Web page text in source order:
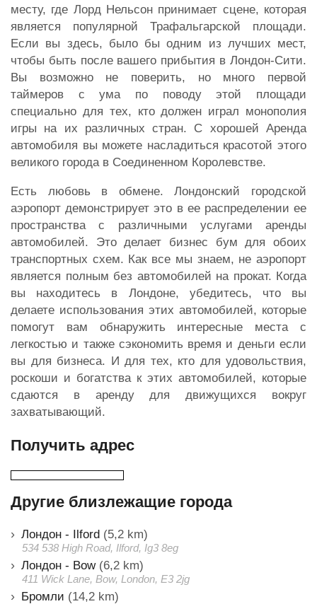
месту, где Лорд Нельсон принимает сцене, которая
является популярной Трафальгарской площади.
Если вы здесь, было бы одним из лучших мест,
чтобы быть после вашего прибытия в Лондон-Сити.
Вы возможно не поверить, но много первой
таймеров с ума по поводу этой площади
специально для тех, кто должен играл монополия
игры на их различных стран. С хорошей Аренда
автомобиля вы можете насладиться красотой этого
великого города в Соединенном Королевстве.
Есть любовь в обмене. Лондонский городской
аэропорт демонстрирует это в ее распределении ее
пространства с различными услугами аренды
автомобилей. Это делает бизнес бум для обоих
транспортных схем. Как все мы знаем, не аэропорт
является полным без автомобилей на прокат. Когда
вы находитесь в Лондоне, убедитесь, что вы
делаете использования этих автомобилей, которые
помогут вам обнаружить интересные места с
легкостью и также сэкономить время и деньги если
вы для бизнеса. И для тех, кто для удовольствия,
роскоши и богатства к этих автомобилей, которые
сдаются в аренду для движущихся вокруг
захватывающий.
Получить адрес
Другие близлежащие города
Лондон - Ilford (5,2 km)
534 538 High Road, Ilford, Ig3 8eg
Лондон - Bow(6,2 km)
411 Wick Lane, Bow, London, E3 2jg
Бромли (14,2 km)